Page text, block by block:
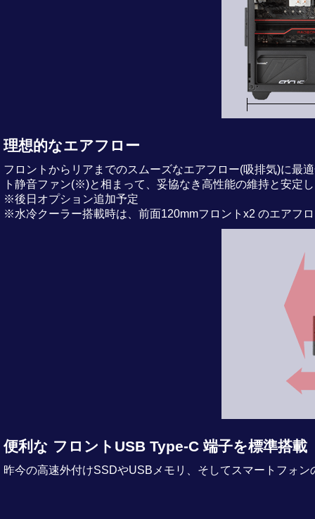
理想的なエアフロー
フロントからリアまでのスムーズなエアフロー(吸排気)に最
ト静音ファン(※)と相まって、妥協なき高性能の維持と安定
※後日オプション追加予定
※水冷クーラー搭載時は、前面120mmフロントx2 のエアフ
便利な フロントUSB Type-C 端子を標準搭載
昨今の高速外付けSSDやUSBメモリ、そしてスマートフォ